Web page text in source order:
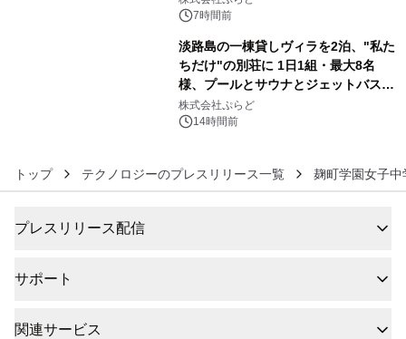
得な素泊まり連泊プランで
7時間前
淡路島の一棟貸しヴィラを2泊、"私た
ちだけ"の別荘に 1日1組・最大8名
様、プールとサウナとジェットバス付
きで Villa Mon Temps AWAJIの連泊
素泊りプラン
株式会社ぷらど
14時間前
トップ テクノロジーのプレスリリース一覧 麹町学園女子
プレスリリース配信
サポート
関連サービス